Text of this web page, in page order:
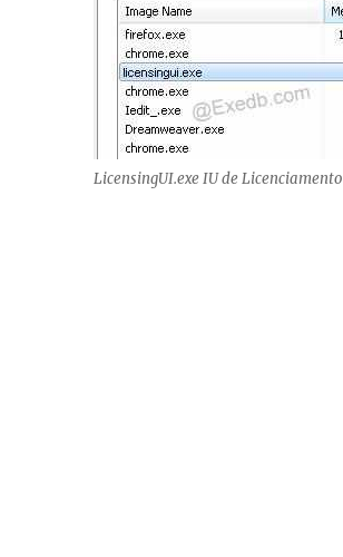
LicensingUI.exe IU de Licenciamento